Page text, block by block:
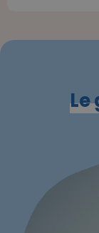
Le